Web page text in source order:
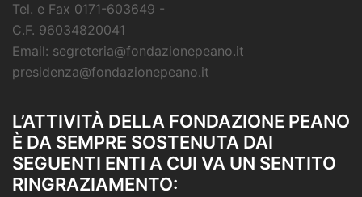
Tel. e Fax 0171-603649 -
C.F. 96034820041
Email: segreteria@fondazionepeano.it
presidenza@fondazionepeano.it
L’ATTIVITÀ DELLA FONDAZIONE PEANO
È DA SEMPRE SOSTENUTA DAI
SEGUENTI ENTI A CUI VA UN SENTITO
RINGRAZIAMENTO: